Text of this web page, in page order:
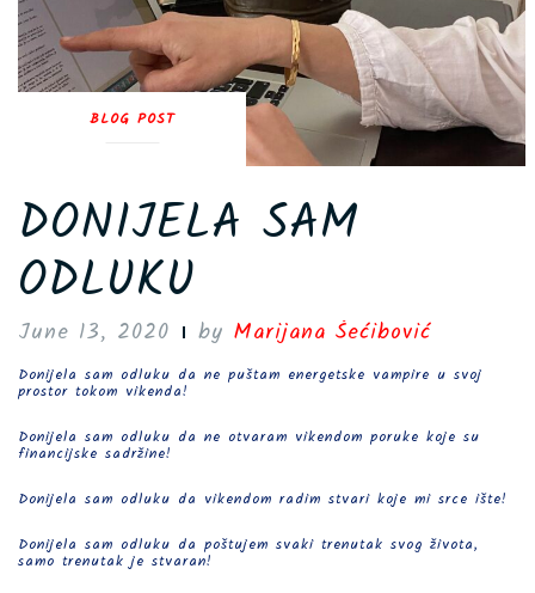
BLOG POST
DONIJELA SAM
ODLUKU
June 13, 2020 by Marijana Šećibović
Donijela sam odluku da ne puštam energetske vampire u svoj
prostor tokom vikenda!
Donijela sam odluku da ne otvaram vikendom poruke koje su
financijske sadržine!
Donijela sam odluku da vikendom radim stvari koje mi srce ište!
Donijela sam odluku da poštujem svaki trenutak svog života,
samo trenutak je stvaran!